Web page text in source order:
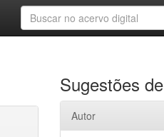
Sugestões
Autor